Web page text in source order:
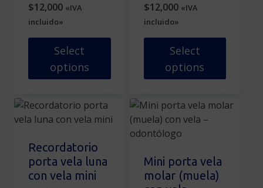
pueden
elegir
en
página
de
$12,000 «IVA
incluido»
Select
options
producto
tiene
variantes.
Las
opciones
se
$12,000 «IVA
incluido»
Select
options
producto
tiene
múltiples
variantes.
Las
opciones
se
Recordatorio
porta vela luna
con vela mini
Mini porta vela
molar (muela)